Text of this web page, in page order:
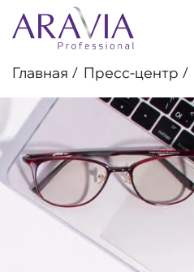
Главная Пресс-центр